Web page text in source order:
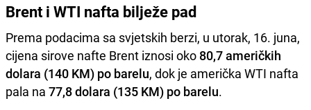
Brent i WTI nafta bilježe pad
Prema podacima sa svjetskih berzi, u utorak, 16. juna,
cijena sirove nafte Brent iznosi oko 80,7 američkih
dolara (140 KM) po barelu, dok je američka WTI nafta
pala na 77,8 dolara (135 KM) po barelu.